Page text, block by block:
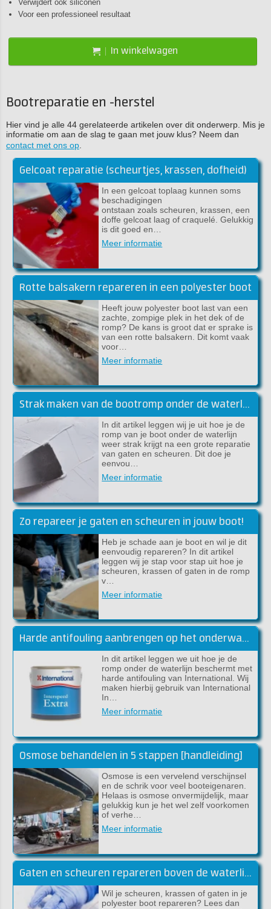
Verwijdert ook siliconen
Voor een professioneel resultaat
In winkelwagen
Bootreparatie en -herstel
Hier vind je alle 44 gerelateerde artikelen over dit onderwerp. Mis je
informatie om aan de slag te gaan met jouw klus? Neem dan
contact met ons op
Gelcoat reparatie (scheurtjes, krassen, dofheid)
In een gelcoat toplaag kunnen soms
beschadigingen
ontstaan zoals scheuren, krassen, een
doffe gelcoat laag of craquelé. Gelukkig
is dit goed en…
Meer informatie
Rotte balsakern repareren in een polyester boot
Heeft jouw polyester boot last van een
zachte, zompige plek in het dek of de
romp? De kans is groot dat er sprake is
van een rotte balsakern. Dit komt vaak
voor…
Meer informatie
Strak maken van de bootromp onder de waterlijn met epoxy plamuur
In dit artikel leggen wij je uit hoe je de
romp van je boot onder de waterlijn
weer strak krijgt na een grote reparatie
van gaten en scheuren. Dit doe je
eenvou…
Meer informatie
Zo repareer je gaten en scheuren in jouw boot!
Heb je schade aan je boot en wil je dit
eenvoudig repareren? In dit artikel
leggen wij je stap voor stap uit hoe je
scheuren, krassen of gaten in de romp
v…
Meer informatie
Harde antifouling aanbrengen op het onderwaterschip
In dit artikel leggen we uit hoe je de
romp onder de waterlijn beschermt met
harde antifouling van International. Wij
maken hierbij gebruik van International
In…
Meer informatie
Osmose behandelen in 5 stappen [handleiding]
Osmose is een vervelend verschijnsel
en de schrik voor veel booteigenaren.
Helaas is osmose onvermijdelijk, maar
gelukkig kun je het wel zelf voorkomen
of verhe…
Meer informatie
Gaten en scheuren repareren boven de waterlijn
Wil je scheuren, krassen of gaten in je
polyester boot repareren? Lees dan